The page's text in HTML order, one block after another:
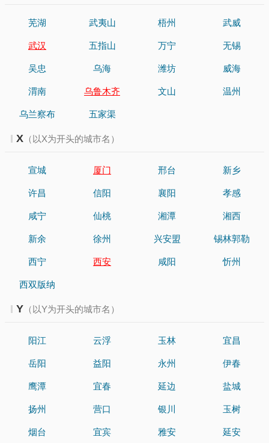
芜湖 武夷山 梧州 武威
武汉 五指山 万宁 无锡
吴忠 乌海 潍坊 威海
渭南 乌鲁木齐 文山 温州
乌兰察布 五家渠
X （以X为开头的城市名）
宣城 厦门 邢台 新乡
许昌 信阳 襄阳 孝感
咸宁 仙桃 湘潭 湘西
新余 徐州 兴安盟 锡林郭勒
西宁 西安 咸阳 忻州
西双版纳
Y （以Y为开头的城市名）
阳江 云浮 玉林 宜昌
岳阳 益阳 永州 伊春
鹰潭 宜春 延边 盐城
扬州 营口 银川 玉树
烟台 宜宾 雅安 延安